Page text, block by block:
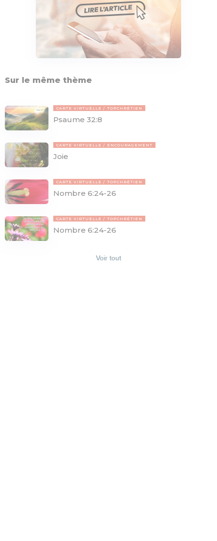
Sur le même thème
CARTE VIRTUELLE TOPCHRÉTIEN
Psaume 32:8
CARTE VIRTUELLE ENCOURAGEMENT
Joie
CARTE VIRTUELLE TOPCHRÉTIEN
Nombre 6:24-26
CARTE VIRTUELLE TOPCHRÉTIEN
Nombre 6:24-26
Voir tout